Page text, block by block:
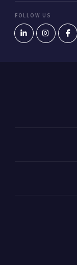
FOLLOW US